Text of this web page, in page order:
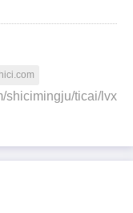
shicimingju/ticai/lvx